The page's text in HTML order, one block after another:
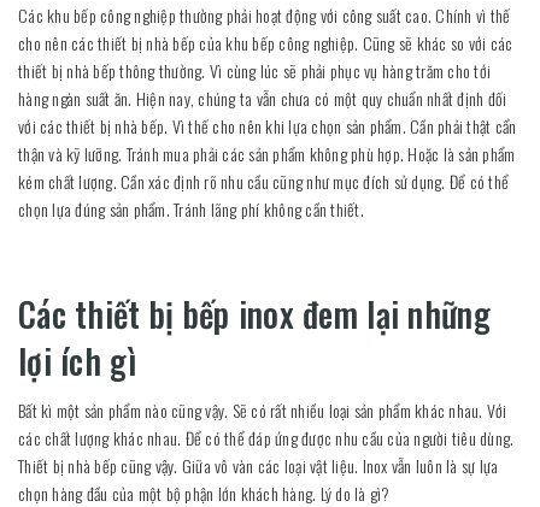
Các khu bếp công nghiệp thường phải hoạt động với công suất cao. Chính vì thế
cho nên các thiết bị nhà bếp của khu bếp công nghiệp. Cũng sẽ khác so với các
thiết bị nhà bếp thông thường. Vì cùng lúc sẽ phải phục vụ hàng trăm cho tới
hàng ngàn suất ăn. Hiện nay, chúng ta vẫn chưa có một quy chuẩn nhất định đối
với các thiết bị nhà bếp. Vì thế cho nên khi lựa chọn sản phẩm. Cần phải thật cẩn
thận và kỹ lưỡng. Tránh mua phải các sản phẩm không phù hợp. Hoặc là sản phẩm
kém chất lượng. Cần xác định rõ nhu cầu cũng như mục đích sử dụng. Để có thể
chọn lựa đúng sản phẩm. Tránh lãng phí không cần thiết.
Các thiết bị bếp inox đem lại những
lợi ích gì
Bất kì một sản phẩm nào cũng vậy. Sẽ có rất nhiều loại sản phẩm khác nhau. Với
các chất lượng khác nhau. Để có thể đáp ứng được nhu cầu của người tiêu dùng.
Thiết bị nhà bếp cũng vậy. Giữa vô vàn các loại vật liệu. Inox vẫn luôn là sự lựa
chọn hàng đầu của một bộ phận lớn khách hàng. Lý do là gì?